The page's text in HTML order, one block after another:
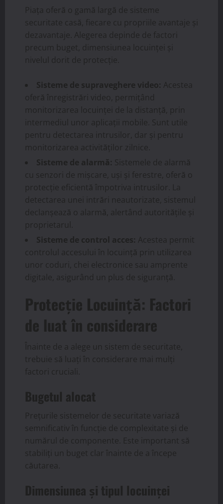
Piața oferă o gamă largă de sisteme
securitate casă, fiecare cu propriile avantaje și
dezavantaje. Alegerea depinde de factori
precum buget, dimensiunea locuinței și
nivelul dorit de protecție.
Sisteme de supraveghere video: Acestea
oferă înregistrări video, permițând
monitorizarea locuinței de la distanță, prin
intermediul unor aplicații mobile. Sunt utile
pentru detectarea intrusilor, dar și pentru
monitorizarea activităților zilnice.
Sisteme de alarmă: Sistemele de alarmă
cu senzori de mișcare, uși și ferestre, oferă o
protecție eficientă împotriva intrusilor. La
detectarea unei intrări neautorizate, sistemul
declanșează o alarmă, alertând autoritățile și
proprietarul.
Sisteme de control acces: Acestea permit
controlul accesului în locuință prin utilizarea
unor coduri, chei electronice sau amprente
digitale, asigurând un plus de siguranță.
Protecție Locuință: Factori
de luat în considerare
Înainte de a alege un sistem de securitate,
trebuie să luați în considerare mai mulți
factori cruciali.
Bugetul alocat
Prețurile sistemelor de securitate variază
semnificativ în funcție de complexitate și de
numărul de componente. Este important să
stabiliți un buget clar înainte de a începe
căutarea.
Dimensiunea și tipul locuinței